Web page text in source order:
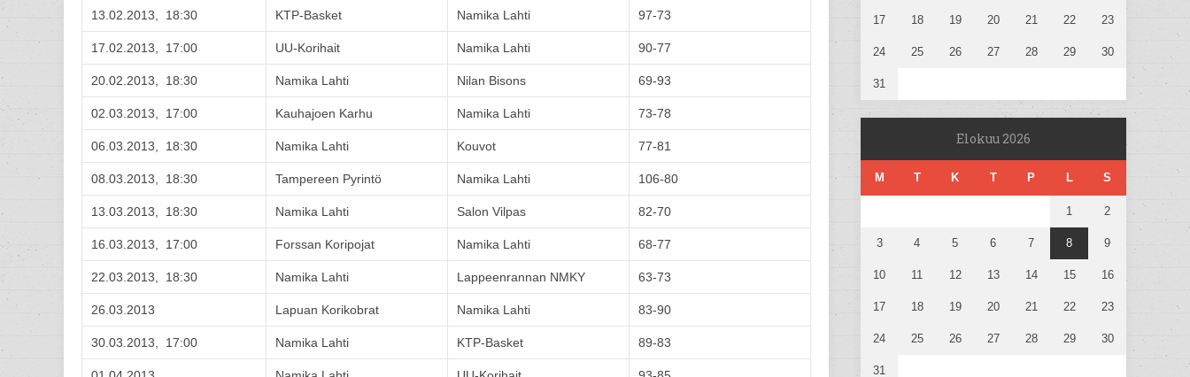
13.02.2013, 18:30 KTP-Basket Namika Lahti 97-73
17.02.2013, 17:00 UU-Korihait Namika Lahti 90-77
20.02.2013, 18:30 Namika Lahti Nilan Bisons 69-93
02.03.2013, 17:00 Kauhajoen Karhu Namika Lahti 73-78
06.03.2013, 18:30 Namika Lahti Kouvot 77-81
08.03.2013, 18:30 Tampereen Pyrintö Namika Lahti 106-80
13.03.2013, 18:30 Namika Lahti Salon Vilpas 82-70
16.03.2013, 17:00 Forssan Koripojat Namika Lahti 68-77
22.03.2013, 18:30 Namika Lahti Lappeenrannan NMKY 63-73
26.03.2013 Lapuan Korikobrat Namika Lahti 83-90
30.03.2013, 17:00 Namika Lahti KTP-Basket 89-83
17 18 19 20 21 22 23
24 25 26 27 28 29 30
31
Elokuu 2026
M T K T P L S
1 2
3 4 5 6 7 8 9
10 11 12 13 14 15 16
17 18 19 20 21 22 23
24 25 26 27 28 29 30
31